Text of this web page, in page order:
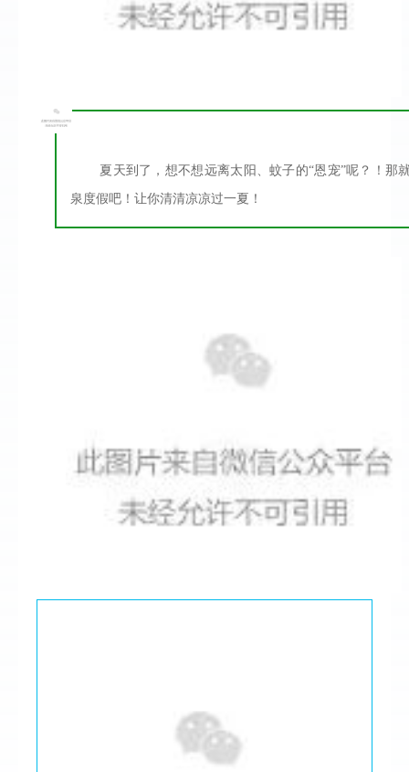
夏天到了，想不想远离太阳、蚊子的“恩宠”呢？！那
泉度假吧！让你清清凉凉过一夏！